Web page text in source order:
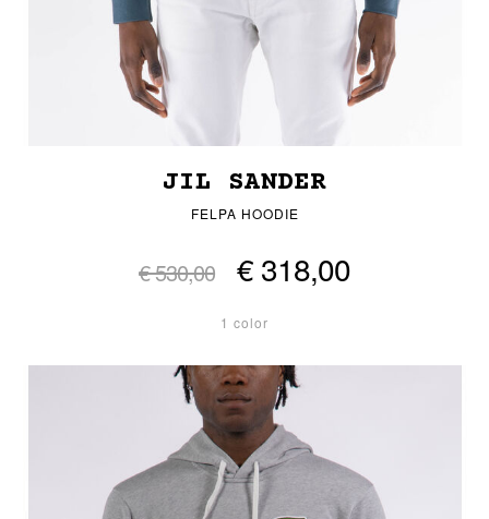
JIL SANDER
FELPA HOODIE
€ 530,00 € 318,00
1 color